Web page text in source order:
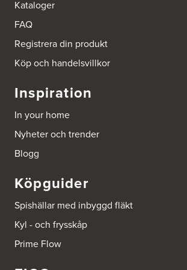
Ballingslöv Sickla
Hässelmanstorg 1-3
Tel.:0046-86428515
http://www.ballingslov.se
Gäddvägen 12
Tel.:752412900
Hönekullavägen 25
Tel.:752418750
Beijer Byggmaterial Bollnäs - Filial 041
Industrigatan 5
Tel.: 752411000
Kataloger
FAQ
Registrera din produkt
Köp och handelsvillkor
Inspiration
In your home
Nyheter och trender
Blogg
Köpguider
Spishällar med inbyggd fläkt
Kyl - och frysskåp
Prime Flow